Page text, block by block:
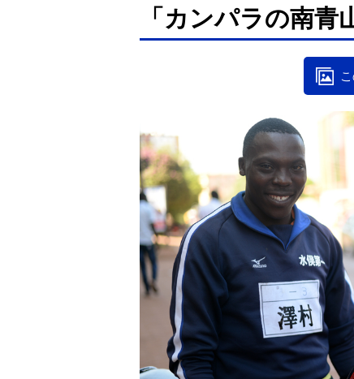
「カンパラの南青